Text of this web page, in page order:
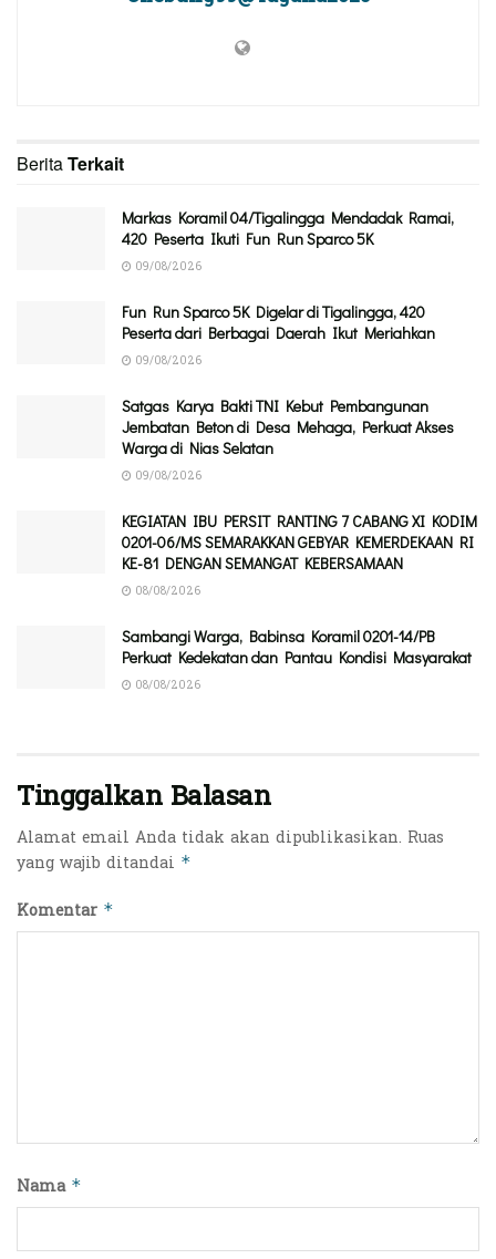
BeritaTerkait
Markas Koramil 04/Tigalingga Mendadak Ramai,
420 Peserta Ikuti Fun Run Sparco 5K
09/08/2026
Fun Run Sparco 5K Digelar di Tigalingga, 420
Peserta dari Berbagai Daerah Ikut Meriahkan
09/08/2026
Satgas Karya Bakti TNI Kebut Pembangunan
Jembatan Beton di Desa Mehaga, Perkuat Akses
Warga di Nias Selatan
09/08/2026
KEGIATAN IBU PERSIT RANTING 7 CABANG XI KODIM
0201-06/MS SEMARAKKAN GEBYAR KEMERDEKAAN RI
KE-81 DENGAN SEMANGAT KEBERSAMAAN
08/08/2026
Sambangi Warga, Babinsa Koramil 0201-14/PB
Perkuat Kedekatan dan Pantau Kondisi Masyarakat
08/08/2026
Tinggalkan Balasan
Alamat email Anda tidak akan dipublikasikan. Ruas
yang wajib ditandai *
Komentar *
Nama *